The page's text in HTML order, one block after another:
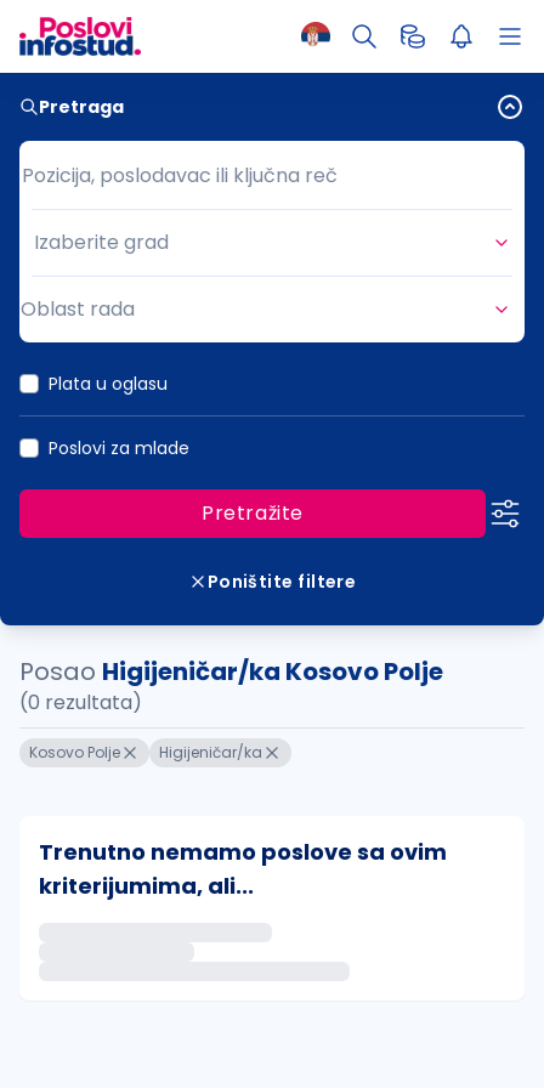
Pretraga
Pozicija, poslodavac ili ključna reč
Pozicija, poslodavac ili ključna reč
Grad
Izaberite grad
Oblast rada
Plata u oglasu
Poslovi za mlade
Pretražite
Poništite filtere
Posao Higijeničar/ka Kosovo Polje
(0 rezultata)
Kosovo Polje Higijeničar/ka
Trenutno nemamo poslove sa ovim
kriterijumima, ali...